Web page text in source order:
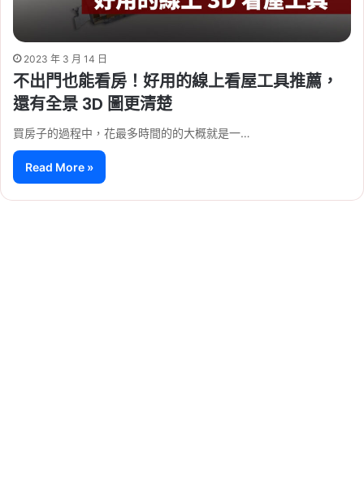
2023 年 3 月 14 日
不出門也能看房！好用的線上看屋工具推薦，
還有全景 3D 圖更清楚
買房子的過程中，花最多時間的的大概就是一…
Read More »